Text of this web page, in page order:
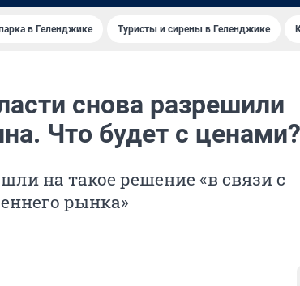
в Геленджике Туристы и сирены в Геленджике
снова разрешили
Что будет с ценами?
на такое решение «в связи с
рынка»